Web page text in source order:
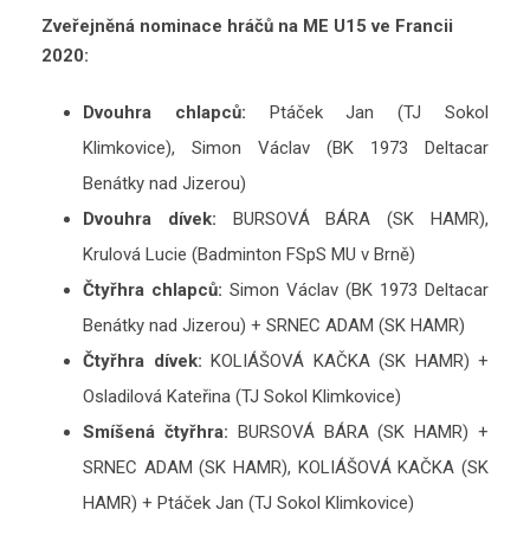
Zveřejněná nominace hráčů na ME U15 ve Francii
2020:
Dvouhra chlapců: Ptáček Jan (TJ Sokol
Klimkovice), Simon Václav (BK 1973 Deltacar
Benátky nad Jizerou)
Dvouhra dívek: BURSOVÁ BÁRA (SK HAMR),
Krulová Lucie (Badminton FSpS MU v Brně)
Čtyřhra chlapců: Simon Václav (BK 1973 Deltacar
Benátky nad Jizerou) + SRNEC ADAM (SK HAMR)
Čtyřhra dívek: KOLIÁŠOVÁ KAČKA (SK HAMR) +
Osladilová Kateřina (TJ Sokol Klimkovice)
Smíšená čtyřhra: BURSOVÁ BÁRA (SK HAMR) +
SRNEC ADAM (SK HAMR), KOLIÁŠOVÁ KAČKA (SK
HAMR) + Ptáček Jan (TJ Sokol Klimkovice)